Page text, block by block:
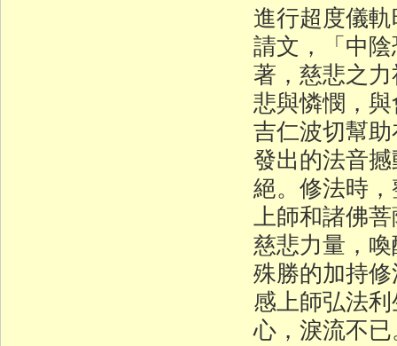
進行超度儀
請文，「中
著，慈悲之
悲與憐憫，
吉仁波切幫
發出的法音
絕。修法時
上師和諸佛
慈悲力量，
殊勝的加持
感上師弘法
心，淚流不